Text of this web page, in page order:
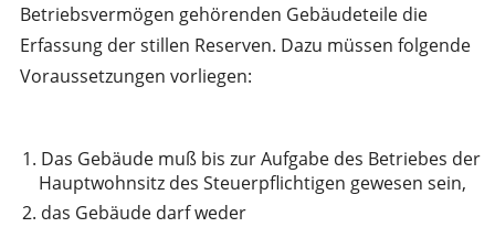
Betriebsvermögen gehörenden Gebäudeteile die
Erfassung der stillen Reserven. Dazu müssen folgende
Voraussetzungen vorliegen:
1. Das Gebäude muß bis zur Aufgabe des Betriebes der
Hauptwohnsitz des Steuerpflichtigen gewesen sein,
2. das Gebäude darf weder